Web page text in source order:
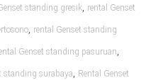
standing gresik, rental Genset
, rental Genset standing
Genset standing pasuruan,
standing surabaya, Rental Genset